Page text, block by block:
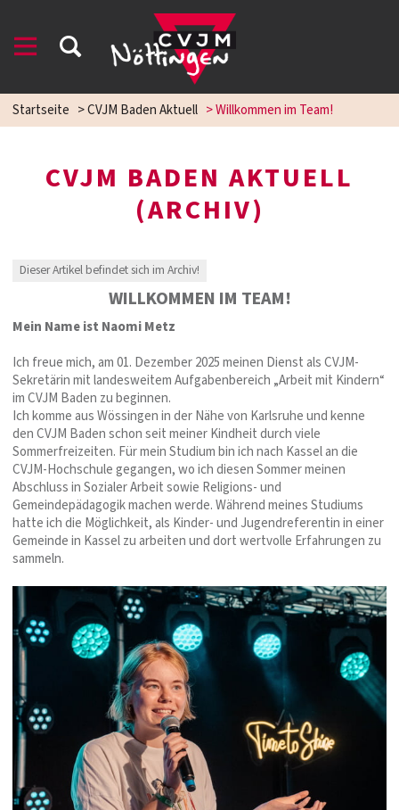
Startseite >CVJM Baden Aktuell >Willkommen im Team!
CVJM BADEN AKTUELL
(ARCHIV)
Dieser Artikel befindet sich im Archiv!
WILLKOMMEN IM TEAM!
Mein Name ist Naomi Metz
Ich freue mich, am 01. Dezember 2025 meinen Dienst als CVJM-
Sekretärin mit landesweitem Aufgabenbereich „Arbeit mit Kindern“
im CVJM Baden zu beginnen.
Ich komme aus Wössingen in der Nähe von Karlsruhe und kenne
den CVJM Baden schon seit meiner Kindheit durch viele
Sommerfreizeiten. Für mein Studium bin ich nach Kassel an die
CVJM-Hochschule gegangen, wo ich diesen Sommer meinen
Abschluss in Sozialer Arbeit sowie Religions- und
Gemeindepädagogik machen werde. Während meines Studiums
hatte ich die Möglichkeit, als Kinder- und Jugendreferentin in einer
Gemeinde in Kassel zu arbeiten und dort wertvolle Erfahrungen zu
sammeln.